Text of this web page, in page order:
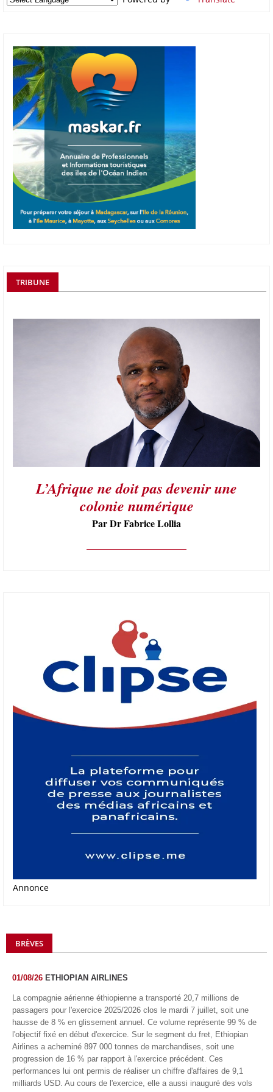
TRIBUNE
L’Afrique ne doit pas devenir une
colonie numérique
Par Dr Fabrice Lollia
Annonce
BRÈVES
01/08/26 ETHIOPIAN AIRLINES
La compagnie aérienne éthiopienne a transporté 20,7 millions de
passagers pour l'exercice 2025/2026 clos le mardi 7 juillet, soit une
hausse de 8 % en glissement annuel. Ce volume représente 99 % de
l'objectif fixé en début d'exercice. Sur le segment du fret, Ethiopian
Airlines a acheminé 897 000 tonnes de marchandises, soit une
progression de 16 % par rapport à l'exercice précédent. Ces
performances lui ont permis de réaliser un chiffre d'affaires de 9,1
milliards USD. Au cours de l'exercice, elle a aussi inauguré des vols